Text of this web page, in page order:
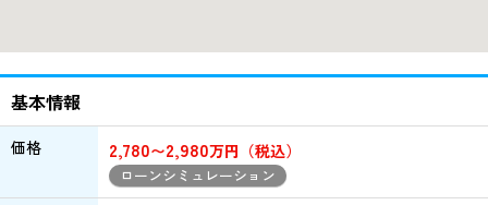
基本情報
価格 2,780〜2,980万円（税込）
ローンシミュレーション